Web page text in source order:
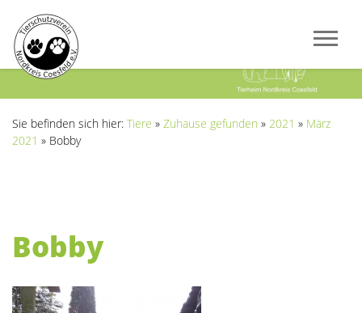
Sie befinden sich hier: Tiere » Zuhause gefunden » 2021 » März
2021 » Bobby
Bobby